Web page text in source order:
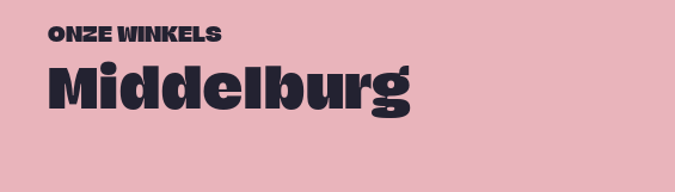
ONZE WINKELS
Middelburg